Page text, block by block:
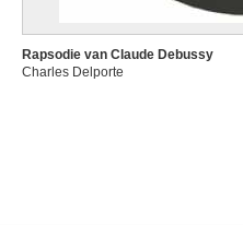
Rapsodie van Claude Debussy
Charles Delporte